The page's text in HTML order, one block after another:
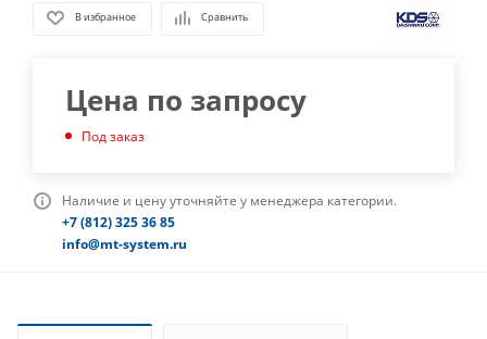
В избранное Сравнить
Цена по запросу
Под заказ
Наличие и цену уточняйте у менеджера категории.
+7 (812) 325 36 85
info@mt-system.ru